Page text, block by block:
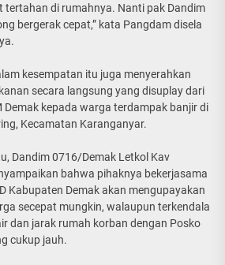
tertahan di rumahnya. Nanti pak Dandim
bergerak cepat,” kata Pangdam disela
kesempatan itu juga menyerahkan
secara langsung yang disuplay dari
Demak kepada warga terdampak banjir di
Kecamatan Karanganyar.
Dandim 0716/Demak Letkol Kav
bahwa pihaknya bekerjasama
Kabupaten Demak akan mengupayakan
secepat mungkin, walaupun terkendala
dan jarak rumah korban dengan Posko
cukup jauh.